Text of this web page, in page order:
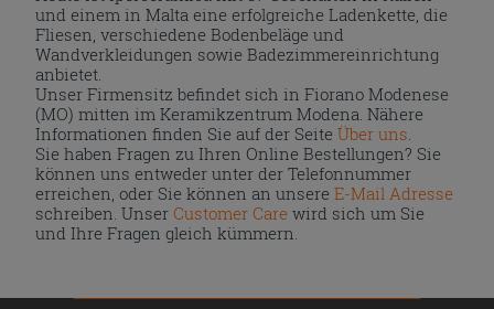
und einem in Malta eine erfolgreiche Ladenkette, die
Fliesen, verschiedene Bodenbeläge und
Wandverkleidungen sowie Badezimmereinrichtung
anbietet.
Unser Firmensitz befindet sich in Fiorano Modenese
(MO) mitten im Keramikzentrum Modena. Nähere
Informationen finden Sie auf der Seite Über uns
Sie haben Fragen zu Ihren Online Bestellungen? Sie
können uns entweder unter der Telefonnummer
erreichen, oder Sie können an unsereE-Mail Adresse
schreiben. UnserCustomer Care wird sich um Sie
und Ihre Fragen gleich kümmern.